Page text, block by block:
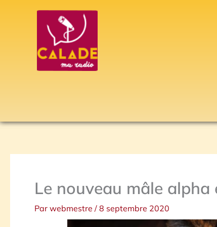
Le nouveau mâle alpha
Par webmestre / 8 septembre 2020